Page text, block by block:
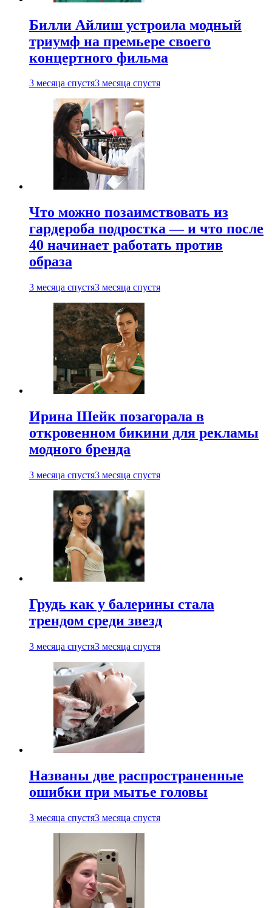
Билли Айлиш устроила модный
триумф на премьере своего
концертного фильма
3 месяца спустя3 месяца спустя
Что можно позаимствовать из
гардероба подростка — и что после
40 начинает работать против
образа
3 месяца спустя3 месяца спустя
Ирина Шейк позагорала в
откровенном бикини для рекламы
модного бренда
3 месяца спустя3 месяца спустя
Грудь как у балерины стала
трендом среди звезд
3 месяца спустя3 месяца спустя
Названы две распространенные
ошибки при мытье головы
3 месяца спустя3 месяца спустя